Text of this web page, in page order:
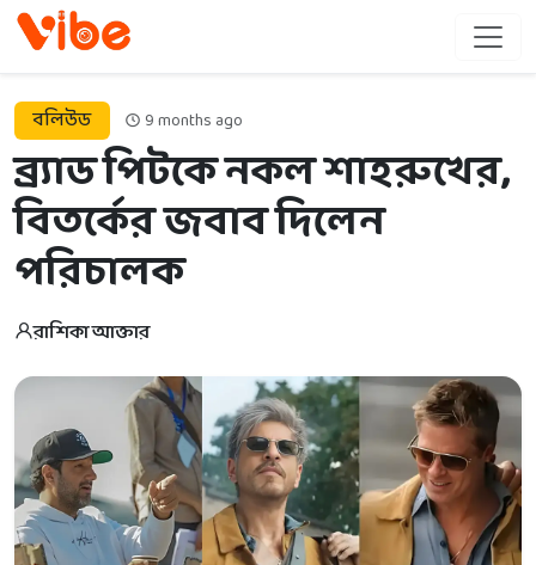
বলিউড 9 months ago
ব্র্যাড পিটকে নকল শাহরুখের,
বিতর্কের জবাব দিলেন
পরিচালক
রাশিকা আক্তার